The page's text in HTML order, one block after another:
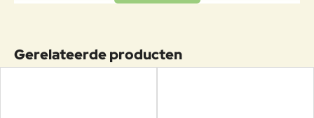
Gerelateerde producten